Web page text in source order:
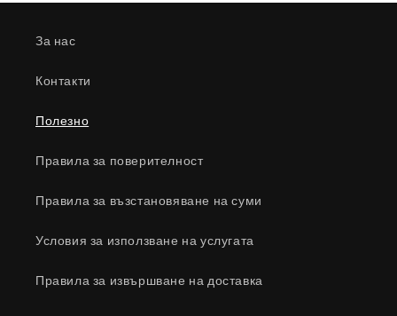
За нас
Контакти
Полезно
Правила за поверителност
Правила за възстановяване на суми
Условия за използване на услугата
Правила за извършване на доставка